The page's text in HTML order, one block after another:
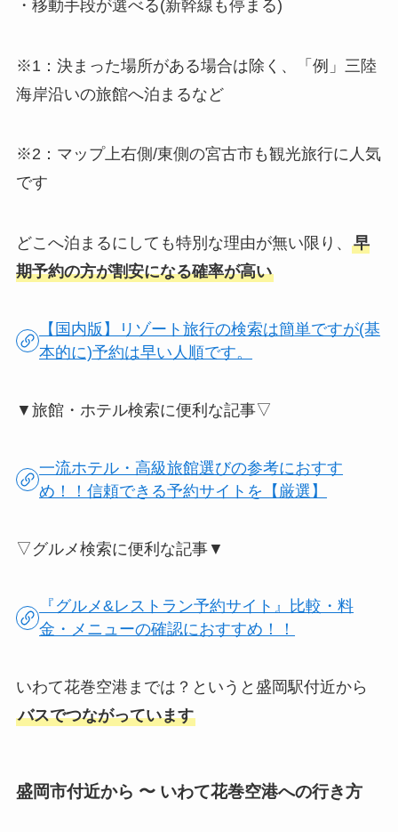
・移動手段が選べる(新幹線も停まる)
※1：決まった場所がある場合は除く、「例」三陸
海岸沿いの旅館へ泊まるなど
※2：マップ上右側/東側の宮古市も観光旅行に人気
です
どこへ泊まるにしても特別な理由が無い限り、 早
期予約の方が割安になる確率が高い
【国内版】リゾート旅行の検索は簡単ですが(基
本的に)予約は早い人順です。
▼旅館・ホテル検索に便利な記事▽
一流ホテル・高級旅館選びの参考におすす
め！！信頼できる予約サイトを【厳選】
▽グルメ検索に便利な記事▼
『グルメ&レストラン予約サイト』比較・料
金・メニューの確認におすすめ！！
いわて花巻空港までは？というと盛岡駅付近から
バスでつながっています
盛岡市付近から 〜 いわて花巻空港への行き方